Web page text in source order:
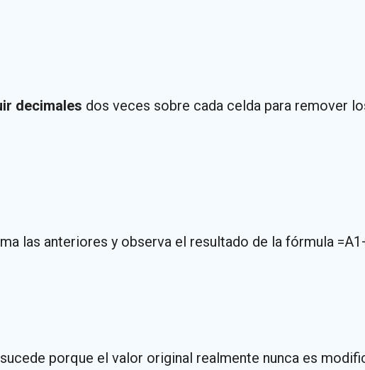
decimales dos veces sobre cada celda para remover
las anteriores y observa el resultado de la fórmula
porque el valor original realmente nunca es